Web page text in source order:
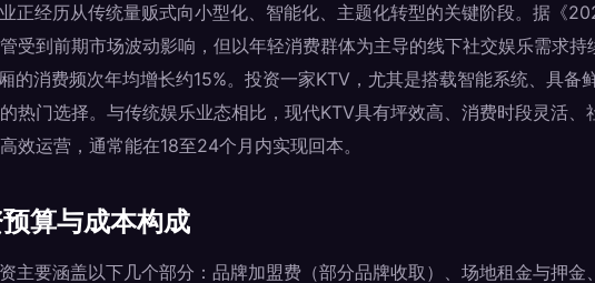
正经历从传统量贩式向小型化、智能化、主题化转型的关键阶段。据《
受到前期市场波动影响，但以年轻消费群体为主导的线下社交娱乐需求持
的消费频次年均增长约15%。投资一家KTV，尤其是搭载智能系统、具备
热门选择。与传统娱乐业态相比，现代KTV具有坪效高、消费时段灵活、
效运营，通常能在18至24个月内实现回本。
算与成本构成
主要涵盖以下几个部分：品牌加盟费（部分品牌收取）、场地租金与押金